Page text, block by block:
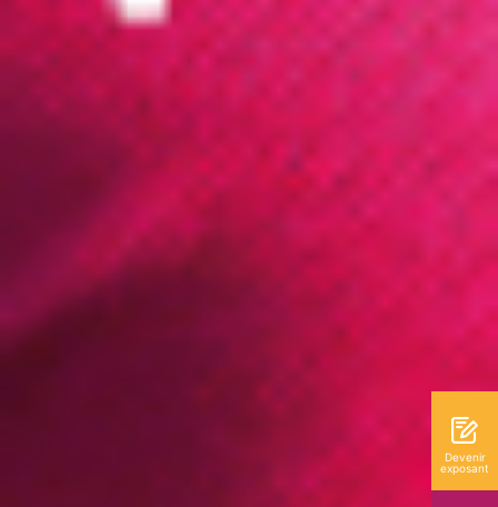
Devenir
exposant